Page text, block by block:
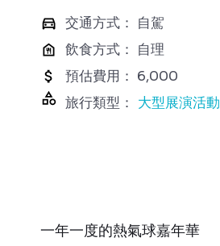
交通方式： 自駕
飲食方式： 自理
預估費用： 6,000
旅行類型：
大型展演活動
一年一度的熱氣球嘉年華